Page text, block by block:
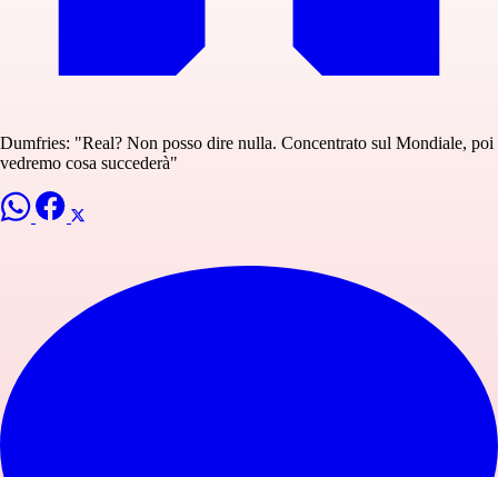
Dumfries: "Real? Non posso dire nulla. Concentrato sul Mondiale, poi
vedremo cosa succederà"